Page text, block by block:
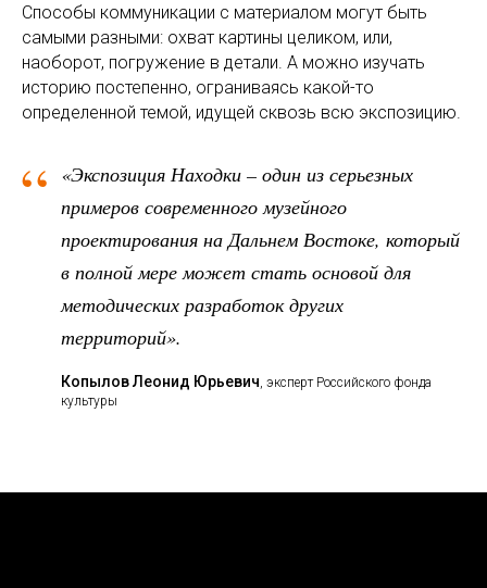
Способы коммуникации с материалом могут быть
самыми разными: охват картины целиком, или,
наоборот, погружение в детали. А можно изучать
историю постепенно, ограниваясь какой-то
определенной темой, идущей сквозь всю экспозицию.
“ «Экспозиция Находки – один из серьезных
примеров современного музейного
проектирования на Дальнем Востоке, который
в полной мере может стать основой для
методических разработок других
территорий».
Копылов Леонид Юрьевич , эксперт Российского фонда
культуры